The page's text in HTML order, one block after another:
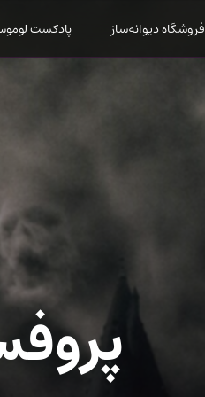
فروشگاه دیوانه‌ساز پادکست